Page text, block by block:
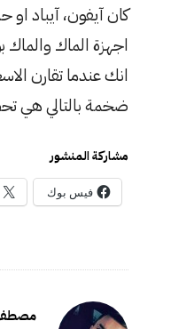
كان آيفون، آيباد
اجهزة الماك
انك عندما تقارن
ضخمة بالتالي هي
مشاركة المنشور
فيس بوك